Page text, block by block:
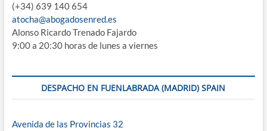
(+34) 639 140 654
atocha@abogadosenred.es
Alonso Ricardo Trenado Fajardo
9:00 a 20:30 horas de lunes a viernes
DESPACHO EN FUENLABRADA (MADRID) SPAIN
Avenida de las Provincias 32